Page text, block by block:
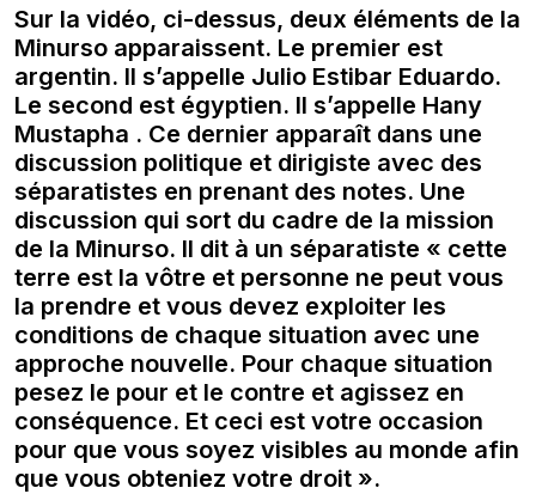
Sur la vidéo, ci-dessus, deux éléments de la
Minurso apparaissent. Le premier est
argentin. Il s’appelle Julio Estibar Eduardo.
Le second est égyptien. Il s’appelle Hany
Mustapha . Ce dernier apparaît dans une
discussion politique et dirigiste avec des
séparatistes en prenant des notes. Une
discussion qui sort du cadre de la mission
de la Minurso. Il dit à un séparatiste « cette
terre est la vôtre et personne ne peut vous
la prendre et vous devez exploiter les
conditions de chaque situation avec une
approche nouvelle. Pour chaque situation
pesez le pour et le contre et agissez en
conséquence. Et ceci est votre occasion
pour que vous soyez visibles au monde afin
que vous obteniez votre droit ».